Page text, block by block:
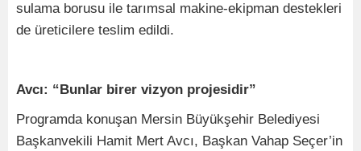
sulama borusu ile tarımsal makine-ekipman destekleri
de üreticilere teslim edildi.
Avcı: “Bunlar birer vizyon projesidir”
Programda konuşan Mersin Büyükşehir Belediyesi
Başkanvekili Hamit Mert Avcı, Başkan Vahap Seçer’in